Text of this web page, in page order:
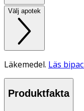
Välj apotek
Läkemedel. Läs
Produktfakta